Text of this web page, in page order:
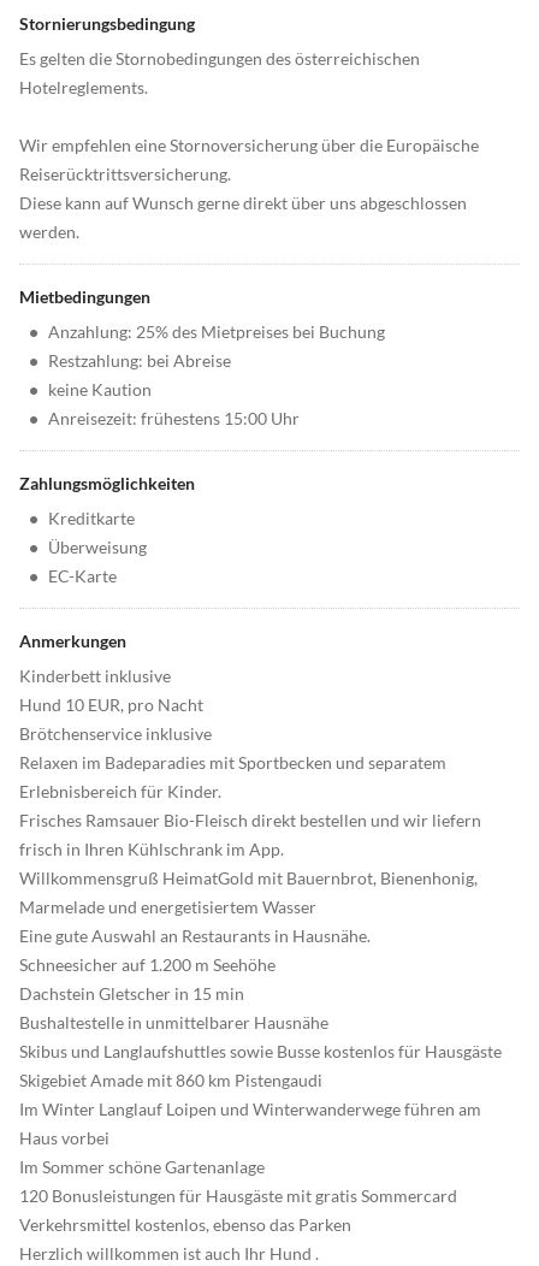
Stornierungsbedingung
Es gelten die Stornobedingungen des österreichischen
Hotelreglements.
Wir empfehlen eine Stornoversicherung über die Europäische
Reiserücktrittsversicherung.
Diese kann auf Wunsch gerne direkt über uns abgeschlossen
werden.
Mietbedingungen
• Anzahlung: 25% des Mietpreises bei Buchung
• Restzahlung: bei Abreise
• keine Kaution
• Anreisezeit: frühestens 15:00 Uhr
Zahlungsmöglichkeiten
• Kreditkarte
• Überweisung
• EC-Karte
Anmerkungen
Kinderbett inklusive
Hund 10 EUR, pro Nacht
Brötchenservice inklusive
Relaxen im Badeparadies mit Sportbecken und separatem
Erlebnisbereich für Kinder.
Frisches Ramsauer Bio-Fleisch direkt bestellen und wir liefern
frisch in Ihren Kühlschrank im App.
Willkommensgruß HeimatGold mit Bauernbrot, Bienenhonig,
Marmelade und energetisiertem Wasser
Eine gute Auswahl an Restaurants in Hausnähe.
Schneesicher auf 1.200 m Seehöhe
Dachstein Gletscher in 15 min
Bushaltestelle in unmittelbarer Hausnähe
Skibus und Langlaufshuttles sowie Busse kostenlos für Hausgäste
Skigebiet Amade mit 860 km Pistengaudi
Im Winter Langlauf Loipen und Winterwanderwege führen am
Haus vorbei
Im Sommer schöne Gartenanlage
120 Bonusleistungen für Hausgäste mit gratis Sommercard
Verkehrsmittel kostenlos, ebenso das Parken
Herzlich willkommen ist auch Ihr Hund .